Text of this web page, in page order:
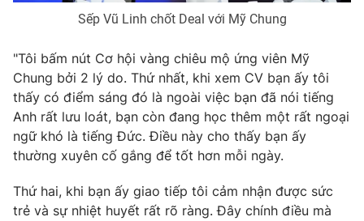
Sếp Vũ Linh chốt Deal với Mỹ Chung
"Tôi bấm nút Cơ hội vàng chiêu mộ ứng viên Mỹ
Chung bởi 2 lý do. Thứ nhất, khi xem CV bạn ấy tôi
thấy có điểm sáng đó là ngoài việc bạn đã nói tiếng
Anh rất lưu loát, bạn còn đang học thêm một rất ngoại
ngữ khó là tiếng Đức. Điều này cho thấy bạn ấy
thường xuyên cố gắng để tốt hơn mỗi ngày.
Thứ hai, khi bạn ấy giao tiếp tôi cảm nhận được sức
trẻ và sự nhiệt huyết rất rõ ràng. Đây chính điều mà